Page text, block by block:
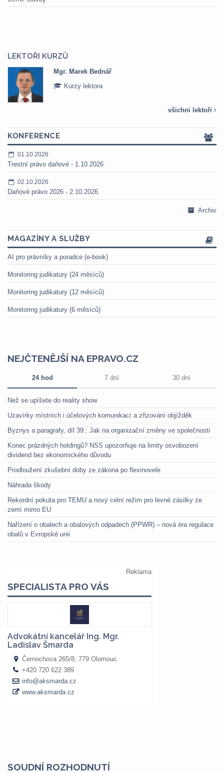
LEKTOŘI KURZŮ
Mgr. Marek Bednář
Kurzy lektora
všichni lektoři
KONFERENCE
01.10.2026
Trestní právo daňové - 1.10.2026
02.10.2026
Daňové právo 2026 - 2.10.2026
Archiv
MAGAZÍNY A SLUŽBY
AI pro právníky a poradce (e-book)
Monitoring judikatury (24 měsíců)
Monitoring judikatury (12 měsíců)
Monitoring judikatury (6 měsíců)
NEJČTENĚJŠÍ NA EPRAVO.CZ
24 hod 7 dní 30 dní
Než se upíšete do reality show
Uzavírky místních i účelových komunikací a zřizování objížděk
Byznys a paragrafy, díl 39.: Jak na organizační změny ve společnosti
Konec prázdných holdingů? NSS upozorňuje na limity osvobození
dividend bez ekonomického důvodu
Prodloužení zkušební doby ze zákona po flexinovele
Náhrada škody
Rekordní pokuta pro TEMU a nový celní režim pro levné zásilky ze
zemí mimo EU
Nařízení o obalech a obalových odpadech (PPWR) – nová éra regulace
obalů v Evropské unii
SOUDNÍ ROZHODNUTÍ